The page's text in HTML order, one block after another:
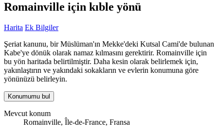
Romainville için kıble yönü
Harita Ek Bilgiler
Şeriat kanunu, bir Müslüman'ın Mekke'deki Kutsal Cami'de bulunan
Kabe'ye dönük olarak namaz kılmasını gerektirir. Romainville için
bu yön haritada belirtilmiştir. Daha kesin olarak belirlemek için,
yakınlaştırın ve yakındaki sokakların ve evlerin konumuna göre
yönünüzü belirleyin.
Konumumu bul
Mevcut konum
Romainville, Île-de-France, Fransa